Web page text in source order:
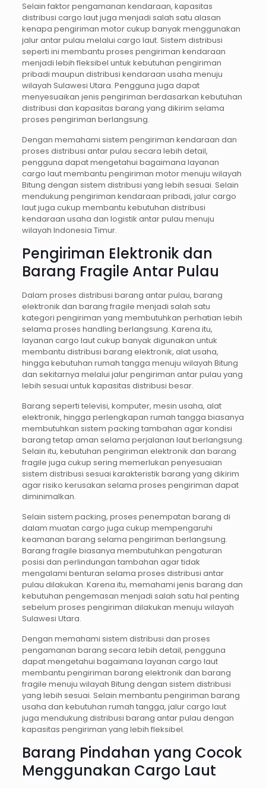
Selain faktor pengamanan kendaraan, kapasitas
distribusi cargo laut juga menjadi salah satu alasan
kenapa pengiriman motor cukup banyak menggunakan
jalur antar pulau melalui cargo laut. Sistem distribusi
seperti ini membantu proses pengiriman kendaraan
menjadi lebih fleksibel untuk kebutuhan pengiriman
pribadi maupun distribusi kendaraan usaha menuju
wilayah Sulawesi Utara. Pengguna juga dapat
menyesuaikan jenis pengiriman berdasarkan kebutuhan
distribusi dan kapasitas barang yang dikirim selama
proses pengiriman berlangsung.
Dengan memahami sistem pengiriman kendaraan dan
proses distribusi antar pulau secara lebih detail,
pengguna dapat mengetahui bagaimana layanan
cargo laut membantu pengiriman motor menuju wilayah
Bitung dengan sistem distribusi yang lebih sesuai. Selain
mendukung pengiriman kendaraan pribadi, jalur cargo
laut juga cukup membantu kebutuhan distribusi
kendaraan usaha dan logistik antar pulau menuju
wilayah Indonesia Timur.
Pengiriman Elektronik dan
Barang Fragile Antar Pulau
Dalam proses distribusi barang antar pulau, barang
elektronik dan barang fragile menjadi salah satu
kategori pengiriman yang membutuhkan perhatian lebih
selama proses handling berlangsung. Karena itu,
layanan cargo laut cukup banyak digunakan untuk
membantu distribusi barang elektronik, alat usaha,
hingga kebutuhan rumah tangga menuju wilayah Bitung
dan sekitarnya melalui jalur pengiriman antar pulau yang
lebih sesuai untuk kapasitas distribusi besar.
Barang seperti televisi, komputer, mesin usaha, alat
elektronik, hingga perlengkapan rumah tangga biasanya
membutuhkan sistem packing tambahan agar kondisi
barang tetap aman selama perjalanan laut berlangsung.
Selain itu, kebutuhan pengiriman elektronik dan barang
fragile juga cukup sering memerlukan penyesuaian
sistem distribusi sesuai karakteristik barang yang dikirim
agar risiko kerusakan selama proses pengiriman dapat
diminimalkan.
Selain sistem packing, proses penempatan barang di
dalam muatan cargo juga cukup mempengaruhi
keamanan barang selama pengiriman berlangsung.
Barang fragile biasanya membutuhkan pengaturan
posisi dan perlindungan tambahan agar tidak
mengalami benturan selama proses distribusi antar
pulau dilakukan. Karena itu, memahami jenis barang dan
kebutuhan pengemasan menjadi salah satu hal penting
sebelum proses pengiriman dilakukan menuju wilayah
Sulawesi Utara.
Dengan memahami sistem distribusi dan proses
pengamanan barang secara lebih detail, pengguna
dapat mengetahui bagaimana layanan cargo laut
membantu pengiriman barang elektronik dan barang
fragile menuju wilayah Bitung dengan sistem distribusi
yang lebih sesuai. Selain membantu pengiriman barang
usaha dan kebutuhan rumah tangga, jalur cargo laut
juga mendukung distribusi barang antar pulau dengan
kapasitas pengiriman yang lebih fleksibel.
Barang Pindahan yang Cocok
Menggunakan Cargo Laut